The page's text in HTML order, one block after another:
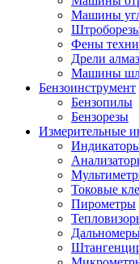
Машины
Фены
Дрели
Машины
Бензоинструмент
Бензопилы
Бензорезы
Измерительные
Токовые
Пирометры